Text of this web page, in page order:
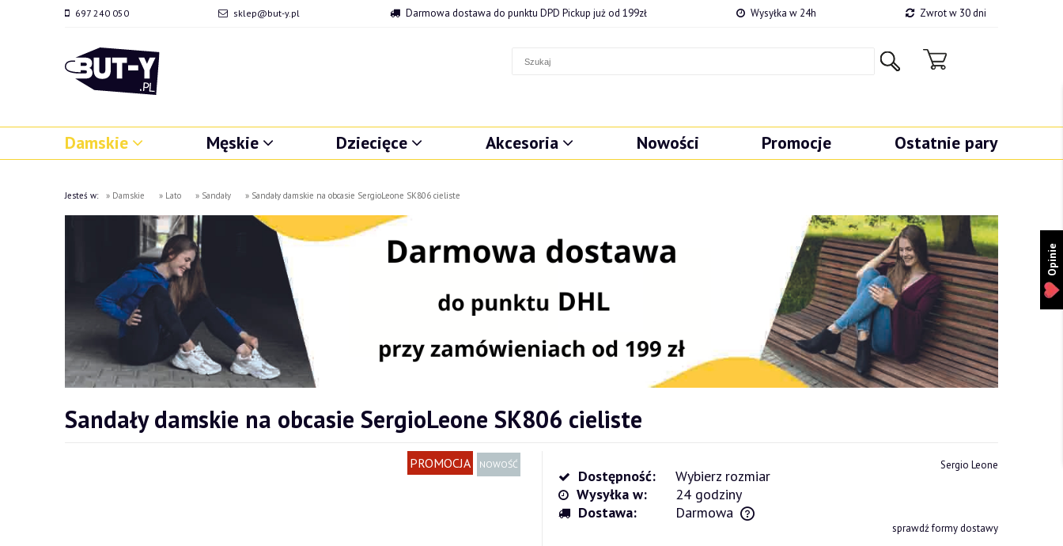
697 240 050 sklep@but-y.pl Darmowa dostawa do punktu DPD Pickup już od 199zł Wysyłka w 24h Zwrot w 30 dni
Damskie Męskie Dziecięce Akcesoria Nowości Promocje Ostatnie pary
Jesteś w: » Damskie » Lato » Sandały » Sandały damskie na obcasie SergioLeone SK806 cieliste
Sandały damskie na obcasie SergioLeone SK806 cieliste
PROMOCJA NOWOŚĆ
Dostępność:
Wybierz rozmiar
Wysyłka w:
24 godziny
Dostawa:
Darmowa
sprawdź formy dostawy
Sergio Leone
Opinie